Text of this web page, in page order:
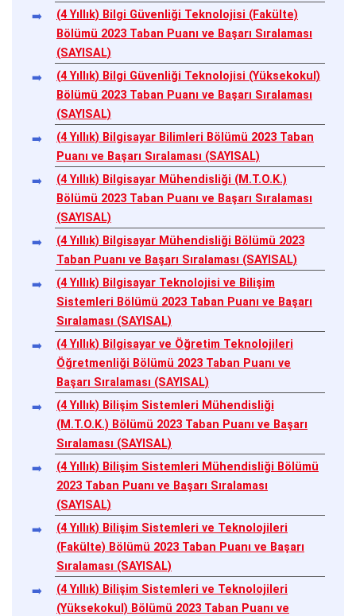
(4 Yıllık) Bilgi Güvenliği Teknolojisi (Fakülte)
Bölümü 2023 Taban Puanı ve Başarı Sıralaması
(SAYISAL)
(4 Yıllık) Bilgi Güvenliği Teknolojisi (Yüksekokul)
Bölümü 2023 Taban Puanı ve Başarı Sıralaması
(SAYISAL)
(4 Yıllık) Bilgisayar Bilimleri Bölümü 2023 Taban
Puanı ve Başarı Sıralaması (SAYISAL)
(4 Yıllık) Bilgisayar Mühendisliği (M.T.O.K.)
Bölümü 2023 Taban Puanı ve Başarı Sıralaması
(SAYISAL)
(4 Yıllık) Bilgisayar Mühendisliği Bölümü 2023
Taban Puanı ve Başarı Sıralaması (SAYISAL)
(4 Yıllık) Bilgisayar Teknolojisi ve Bilişim
Sistemleri Bölümü 2023 Taban Puanı ve Başarı
Sıralaması (SAYISAL)
(4 Yıllık) Bilgisayar ve Öğretim Teknolojileri
Öğretmenliği Bölümü 2023 Taban Puanı ve
Başarı Sıralaması (SAYISAL)
(4 Yıllık) Bilişim Sistemleri Mühendisliği
(M.T.O.K.) Bölümü 2023 Taban Puanı ve Başarı
Sıralaması (SAYISAL)
(4 Yıllık) Bilişim Sistemleri Mühendisliği Bölümü
2023 Taban Puanı ve Başarı Sıralaması
(SAYISAL)
(4 Yıllık) Bilişim Sistemleri ve Teknolojileri
(Fakülte) Bölümü 2023 Taban Puanı ve Başarı
Sıralaması (SAYISAL)
(4 Yıllık) Bilişim Sistemleri ve Teknolojileri
(Yüksekokul) Bölümü 2023 Taban Puanı ve